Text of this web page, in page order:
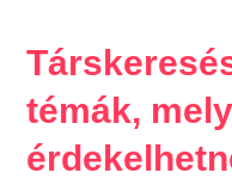
témák,